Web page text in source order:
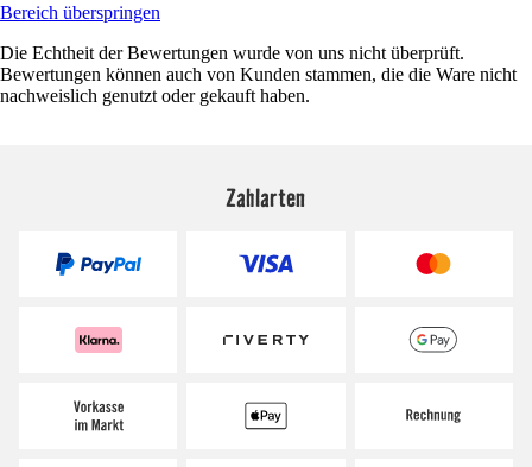
Bereich überspringen
Die Echtheit der Bewertungen wurde von uns nicht überprüft.
Bewertungen können auch von Kunden stammen, die die Ware nicht
nachweislich genutzt oder gekauft haben.
Zahlarten